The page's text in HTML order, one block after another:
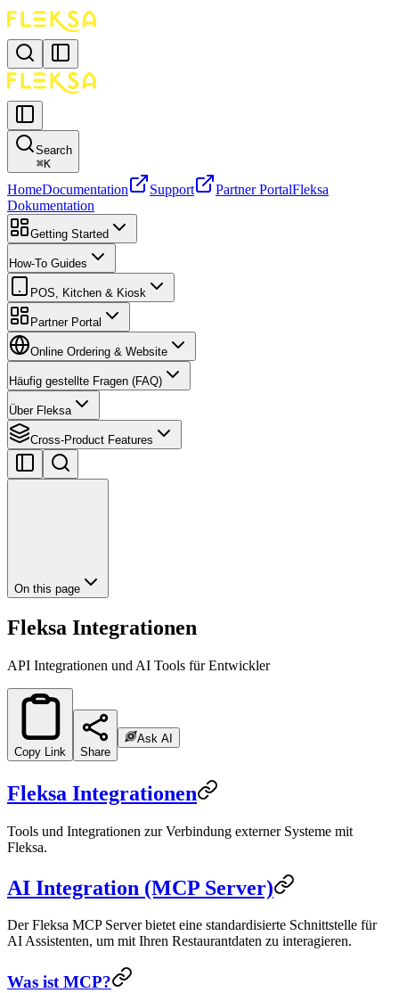
Search
⌘K
HomeDocumentation Support Partner PortalFleksa
Dokumentation
Getting Started
How-To Guides
POS, Kitchen & Kiosk
Partner Portal
Online Ordering & Website
Häufig gestellte Fragen (FAQ)
Über Fleksa
Cross-Product Features
On this page
Fleksa Integrationen
API Integrationen und AI Tools für Entwickler
Copy Link Share
Ask AI
Fleksa Integrationen
Tools und Integrationen zur Verbindung externer Systeme mit
Fleksa.
AI Integration (MCP Server)
Der Fleksa MCP Server bietet eine standardisierte Schnittstelle für
AI Assistenten, um mit Ihren Restaurantdaten zu interagieren.
Was ist MCP?